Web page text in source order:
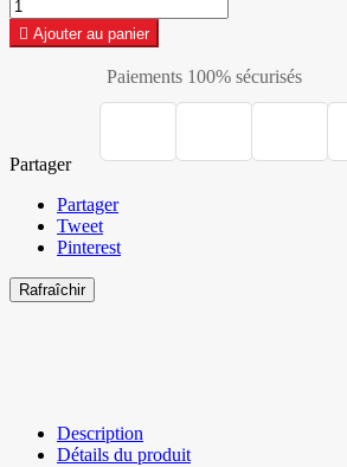
 Ajouter au panier
Paiements 100% sécurisés
Partager
Partager
Tweet
Pinterest
Description
Détails du produit